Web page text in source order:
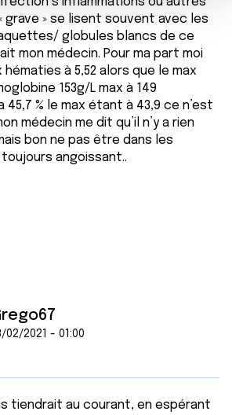
des informations sur l'utilisation de
partenaires de médias sociaux, de
qui peuvent combiner celles-ci
que vous leur avez fournies
lors de votre utilisation de leurs
» se lisent souvent avec les
globules blancs de ce
mon médecin. Pour ma part moi
à 5,52 alors que le max
153g/L max à 149
% le max étant à 43,9 ce n’est
médecin me dit qu’il n’y a rien
bon ne pas être dans les
angoissant..
02/2021 - 01:00
tiendrait au courant, en espérant